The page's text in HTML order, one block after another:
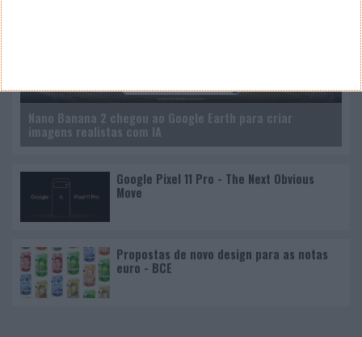
Nano Banana 2 chegou ao Google Earth para criar
imagens realistas com IA
Google Pixel 11 Pro - The Next Obvious
Move
Propostas de novo design para as notas
euro - BCE